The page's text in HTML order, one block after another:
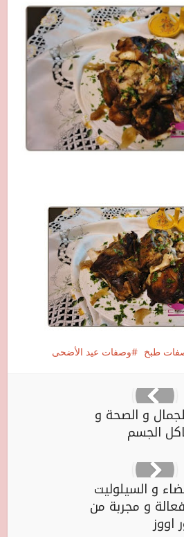
طبخ وصفات عيد الأضحى
و الصحة و
الجسم
و السيلوليت
و مجربة من
اووز